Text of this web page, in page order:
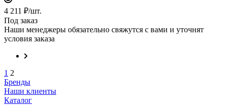
4 211 ₽/шт.
Под заказ
Наши менеджеры обязательно свяжутся с вами и уточнят
условия заказа
1 2
Бренды
Наши клиенты
Каталог